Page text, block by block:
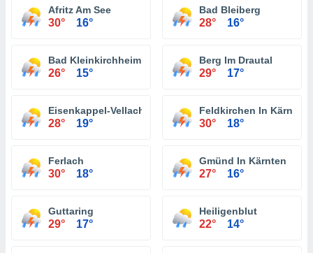
Afritz Am See
30° 16°
Bad Bleiberg
28° 16°
Bad Kleinkirchheim
26° 15°
Berg Im Drautal
29° 17°
Eisenkappel-Vellach
28° 19°
Feldkirchen In Kärnten
30° 18°
Ferlach
30° 18°
Gmünd In Kärnten
27° 16°
Guttaring
29° 17°
Heiligenblut
22° 14°